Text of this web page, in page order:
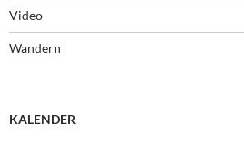
Video
Wandern
KALENDER